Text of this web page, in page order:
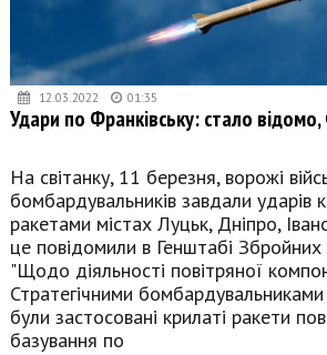
12.03.2022 01:35
Удари по Франківську: стало відомо,
На світанку, 11 березня, ворожі
бомбардувальників завдали ударів
ракетами містах Луцьк, Дніпро,
це повідомили в Генштабі Збройних
"Щодо діяльності повітряної
Стратегічними
були застосовані крилаті ракети
базування по